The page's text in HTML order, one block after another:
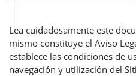
Lea cuidadosamente este
mismo constituye el Aviso
establece las condiciones de
navegación y utilización del